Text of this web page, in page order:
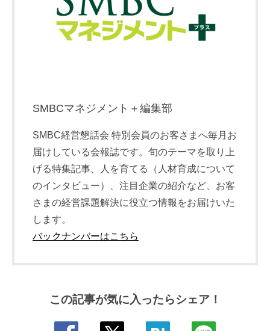
SMBCマネジメント＋編集部
SMBC経営懇話会 特別会員のお客さまへ毎月お
届けしている会報誌です。旬のテーマを取り上
げる特集記事、人を育てる（人材育成について
のインタビュー）、注目企業の紹介など、お客
さまの経営課題解決に役立つ情報をお届けいた
します。
バックナンバーはこちら
この記事が気に入ったらシェア！